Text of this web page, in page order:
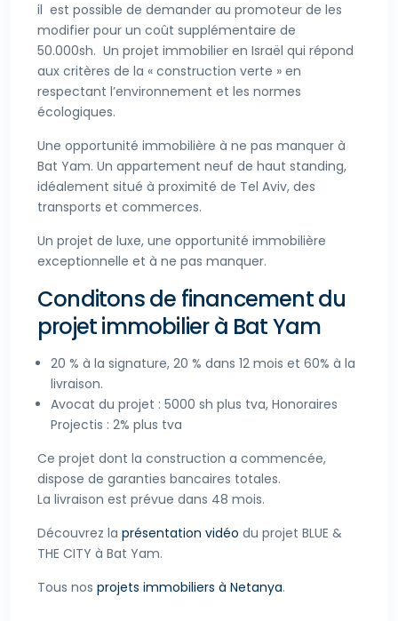
il est possible de demander au promoteur de les
modifier pour un coût supplémentaire de
50.000sh. Un projet immobilier en Israël qui répond
aux critères de la « construction verte » en
respectant l’environnement et les normes
écologiques.
Une opportunité immobilière à ne pas manquer à
Bat Yam. Un appartement neuf de haut standing,
idéalement situé à proximité de Tel Aviv, des
transports et commerces.
Un projet de luxe, une opportunité immobilière
exceptionnelle et à ne pas manquer.
Conditons de financement du
projet immobilier à Bat Yam
20 % à la signature, 20 % dans 12 mois et 60% à la
livraison.
Avocat du projet : 5000 sh plus tva, Honoraires
Projectis : 2% plus tva
Ce projet dont la construction a commencée,
dispose de garanties bancaires totales.
La livraison est prévue dans 48 mois.
Découvrez la présentation vidéo du projet BLUE &
THE CITY à Bat Yam.
Tous nos projets immobiliers à Netanya.